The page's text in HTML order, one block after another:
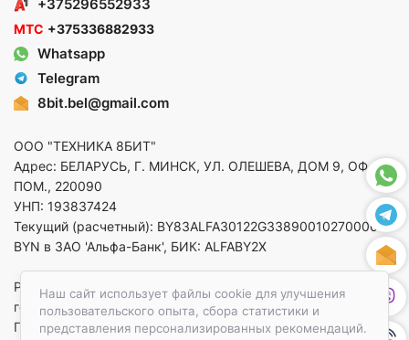
Наш сайт использует файлы cookie для улучшения
пользовательского опыта, сбора статистики и
представления персонализированных рекомендаций.
+375296552933
МТС +375336882933
Whatsapp
Telegram
8bit.bel@gmail.com
ООО "ТЕХНИКА 8БИТ"
Адрес: БЕЛАРУСЬ, Г. МИНСК, УЛ. ОЛЕШЕВА, ДОМ 9, ОФ. 5,
ПОМ., 220090
УНП: 193837424
Текущий (расчетный): BY83ALFA30122G33890010270000 в
BYN в ЗАО 'Альфа-Банк', БИК: ALFABY2X
Регистрация в торговом реестре от 14.08.2025 Минский
горисполком
По вопросам защиты прав потребителей